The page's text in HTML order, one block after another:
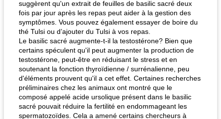
suggèrent qu'un extrait de feuilles de basilic sacré deux
fois par jour après les repas peut aider à la gestion des
symptômes. Vous pouvez également essayer de boire du
thé Tulsi ou d’ajouter du Tulsi à vos repas.
Le basilic sacré augmente-t-il la testostérone? Bien que
certains spéculent qu'il peut augmenter la production de
testostérone, peut-être en réduisant le stress et en
soutenant la fonction thyroïdienne / surrénalienne, peu
d'éléments prouvent qu'il a cet effet. Certaines recherches
préliminaires chez les animaux ont montré que le
composé appelé acide ursolique présent dans le basilic
sacré pouvait réduire la fertilité en endommageant les
spermatozoïdes. Cela a amené certains chercheurs à